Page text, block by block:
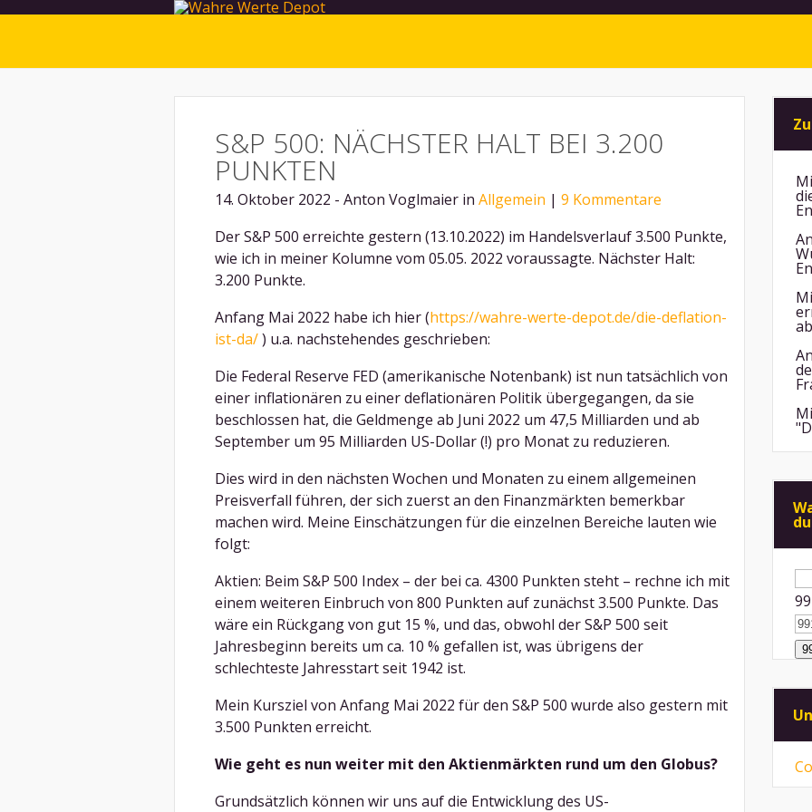
S&P 500: NÄCHSTER HALT BEI 3.200
PUNKTEN
14. Oktober 2022 - Anton Voglmaier in Allgemein | 9 Kommentare
Der S&P 500 erreichte gestern (13.10.2022) im Handelsverlauf 3.500 Punkte,
wie ich in meiner Kolumne vom 05.05. 2022 voraussagte. Nächster Halt:
3.200 Punkte.
Anfang Mai 2022 habe ich hier (https://wahre-werte-depot.de/die-deflation-
ist-da/) u.a. nachstehendes geschrieben:
Die Federal Reserve FED (amerikanische Notenbank) ist nun tatsächlich von
einer inflationären zu einer deflationären Politik übergegangen, da sie
beschlossen hat, die Geldmenge ab Juni 2022 um 47,5 Milliarden und ab
September um 95 Milliarden US-Dollar (!) pro Monat zu reduzieren.
Dies wird in den nächsten Wochen und Monaten zu einem allgemeinen
Preisverfall führen, der sich zuerst an den Finanzmärkten bemerkbar
machen wird. Meine Einschätzungen für die einzelnen Bereiche lauten wie
folgt:
Aktien: Beim S&P 500 Index – der bei ca. 4300 Punkten steht – rechne ich mit
einem weiteren Einbruch von 800 Punkten auf zunächst 3.500 Punkte. Das
wäre ein Rückgang von gut 15 %, und das, obwohl der S&P 500 seit
Jahresbeginn bereits um ca. 10 % gefallen ist, was übrigens der
schlechteste Jahresstart seit 1942 ist.
Mein Kursziel von Anfang Mai 2022 für den S&P 500 wurde also gestern mit
3.500 Punkten erreicht.
Wie geht es nun weiter mit den Aktienmärkten rund um den Globus?
Grundsätzlich können wir uns auf die Entwicklung des US-